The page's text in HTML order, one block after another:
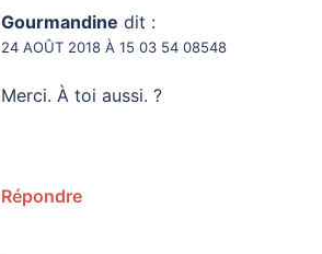
Gourmandine dit :
24 AOÛT 2018 À 15 03 54 08548
Merci. À toi aussi. ?
Répondre